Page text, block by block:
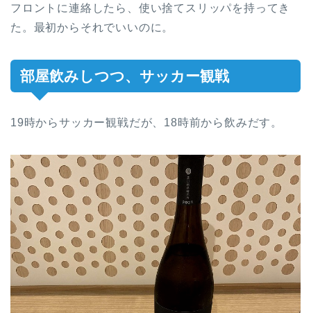
フロントに連絡したら、使い捨てスリッパを持ってき
た。最初からそれでいいのに。
部屋飲みしつつ、サッカー観戦
19時からサッカー観戦だが、18時前から飲みだす。